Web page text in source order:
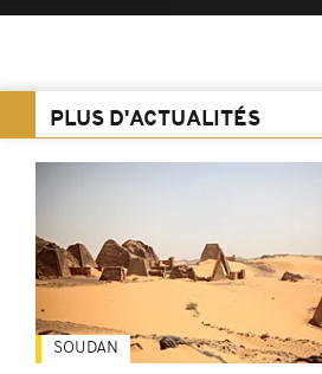
PLUS D'ACTUALITÉS
SOUDAN